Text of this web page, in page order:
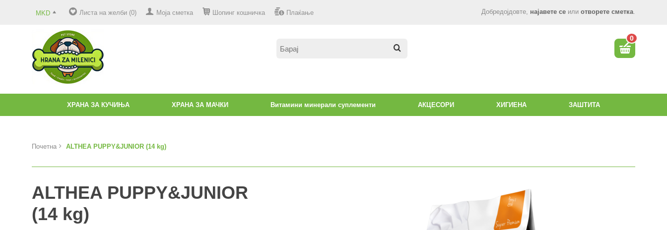
MKD Добредојдовте, најавете се или отворете сметка.
Листа на желби (0) Моја сметка Шопинг кошничка Плаќање
0
ХРАНА ЗА КУЧИЊА ХРАНА ЗА МАЧКИ Витамини минерали суплементи АКЦЕСОРИ ХИГИЕНА ЗАШТИТА
Почетна ALTHEA PUPPY&JUNIOR (14 kg)
ALTHEA PUPPY&JUNIOR
(14 kg)